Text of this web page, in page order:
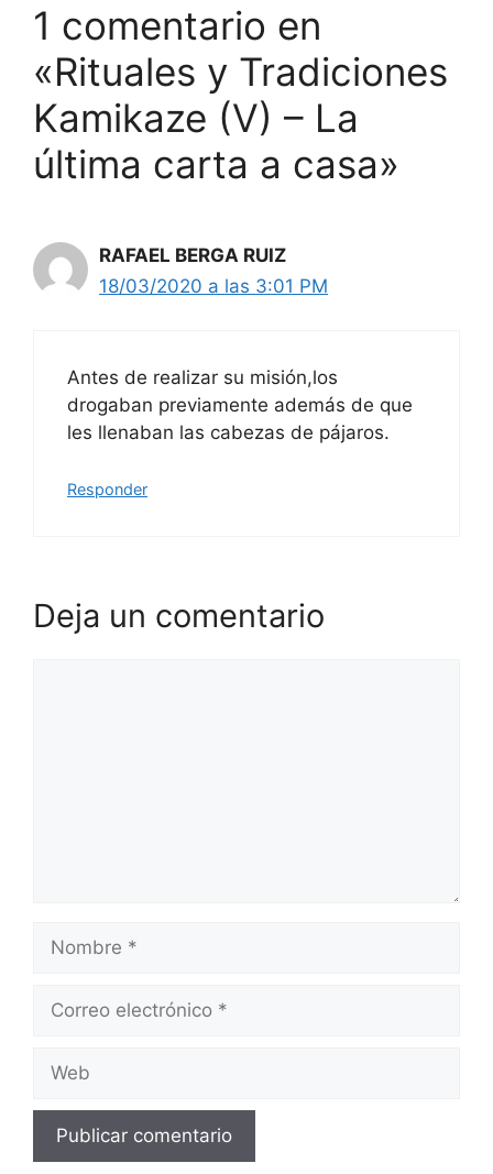
1 comentario en
«Rituales y Tradiciones
Kamikaze (V) – La
última carta a casa»
RAFAEL BERGA RUIZ
18/03/2020 a las 3:01 PM
Antes de realizar su misión,los
drogaban previamente además de que
les llenaban las cabezas de pájaros.
Responder
Deja un comentario
Nombre
Correo
Web